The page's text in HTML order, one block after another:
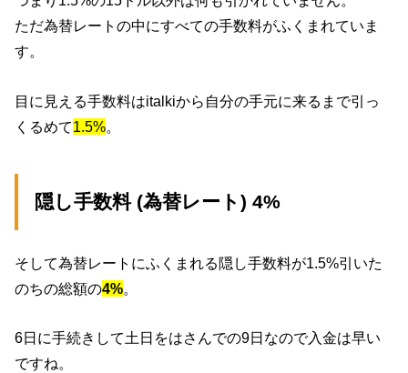
ただ為替レートの中にすべての手数料がふくまれていま
す。
目に見える手数料はitalkiから自分の手元に来るまで引っ
くるめて1.5%。
隠し手数料 (為替レート) 4%
そして為替レートにふくまれる隠し手数料が1.5%引いた
のちの総額の4%。
6日に手続きして土日をはさんでの9日なので入金は早い
ですね。